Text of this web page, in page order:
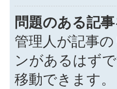
問題のある記
管理人が記事
ンがあるはず
移動できます。